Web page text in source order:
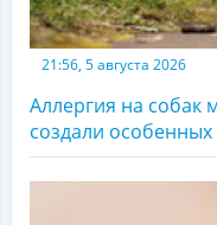
21:56, 5 августа 2026
Аллергия на собак
создали особенных